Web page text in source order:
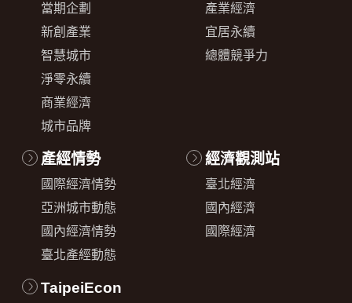
當期企劃
新創產業
智慧城市
淨零永續
商業經濟
城市品牌
產業經濟
宜居永續
總體競爭力
產經情勢
國際經濟情勢
亞洲城市動態
國內經濟情勢
臺北產經動態
經濟觀測站
臺北經濟
國內經濟
國際經濟
TaipeiEcon